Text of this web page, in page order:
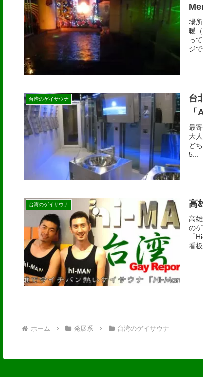
場
暖
っ
ジ
台湾のゲイサウナ
台
最
大
ど
5...
台湾のゲイサウナ 高
高
の
「
看板
ホーム 発展系 台湾のゲイサウナ